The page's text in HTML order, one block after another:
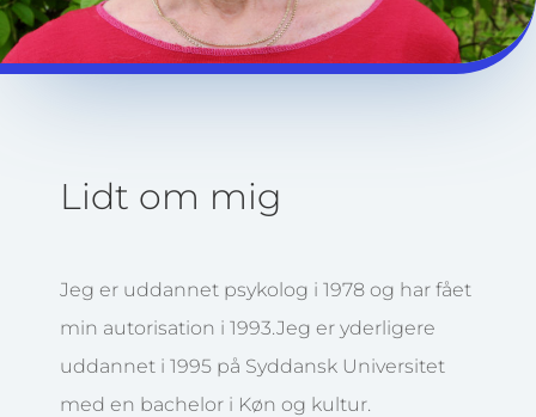
Lidt om mig
Jeg er uddannet psykolog i 1978 og har fået
min autorisation i 1993.Jeg er yderligere
uddannet i 1995 på Syddansk Universitet
med en bachelor i Køn og kultur.